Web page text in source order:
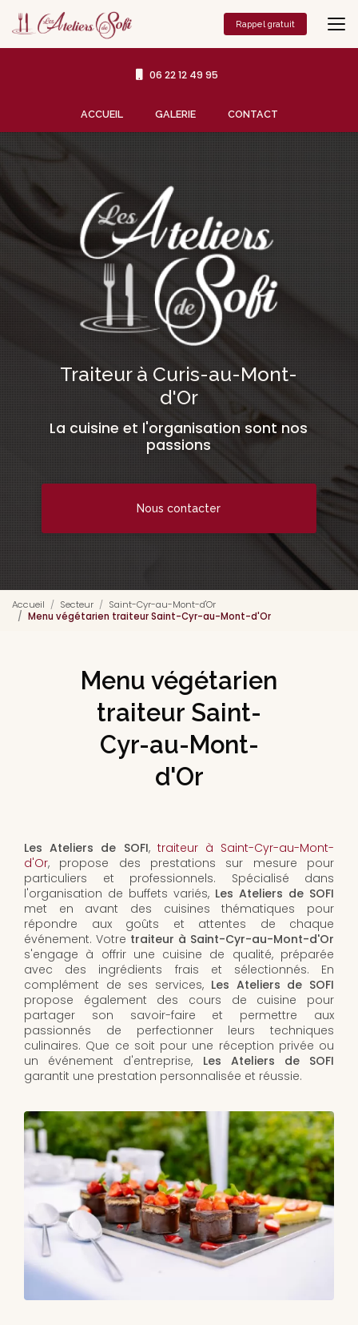
contenu
principal
06 22 12 49 95
ACCUEIL GALERIE CONTACT
Rappel gratuit
Traiteur à Curis-au-Mont-
d'Or
La cuisine et l'organisation sont nos
passions
Nous contacter
Accueil Secteur
Saint-Cyr-au-Mont-d'Or
Menu végétarien traiteur Saint-Cyr-au-Mont-d'Or
Menu végétarien
traiteur Saint-
Cyr-au-Mont-
d'Or
Les Ateliers de SOFI, traiteur à Saint-Cyr-au-Mont-
d'Or, propose des prestations sur mesure pour
particuliers et professionnels. Spécialisé dans
l'organisation de buffets variés, Les Ateliers de SOFI
met en avant des cuisines thématiques pour
répondre aux goûts et attentes de chaque
événement. Votre traiteur à Saint-Cyr-au-Mont-d'Or
s'engage à offrir une cuisine de qualité, préparée
avec des ingrédients frais et sélectionnés. En
complément de ses services, Les Ateliers de SOFI
propose également des cours de cuisine pour
partager son savoir-faire et permettre aux
passionnés de perfectionner leurs techniques
culinaires. Que ce soit pour une réception privée ou
un événement d'entreprise, Les Ateliers de SOFI
garantit une prestation personnalisée et réussie.